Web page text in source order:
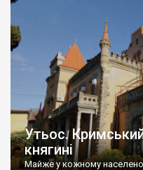
Утьос.
княгині
Майже у кожному